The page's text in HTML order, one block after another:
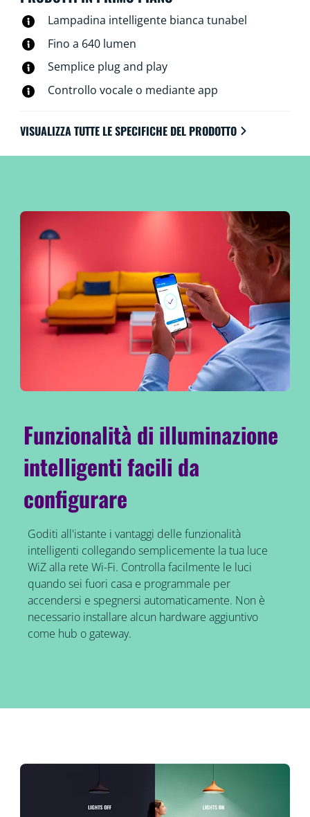
Lampadina intelligente bianca tunabel
Fino a 640 lumen
Semplice plug and play
Controllo vocale o mediante app
VISUALIZZA TUTTE LE SPECIFICHE DEL PRODOTTO
Funzionalità di illuminazione
intelligenti facili da
configurare
Goditi all'istante i vantaggi delle funzionalità
intelligenti collegando semplicemente la tua luce
WiZ alla rete Wi-Fi. Controlla facilmente le luci
quando sei fuori casa e programmale per
accendersi e spegnersi automaticamente. Non è
necessario installare alcun hardware aggiuntivo
come hub o gateway.